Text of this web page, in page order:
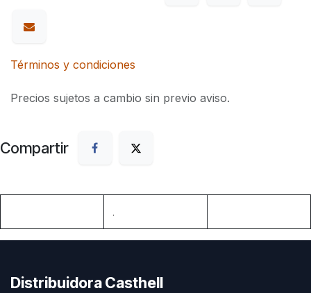
Términos y condiciones
Precios sujetos a cambio sin previo aviso.
Compartir
.
Distribuidora Casthell